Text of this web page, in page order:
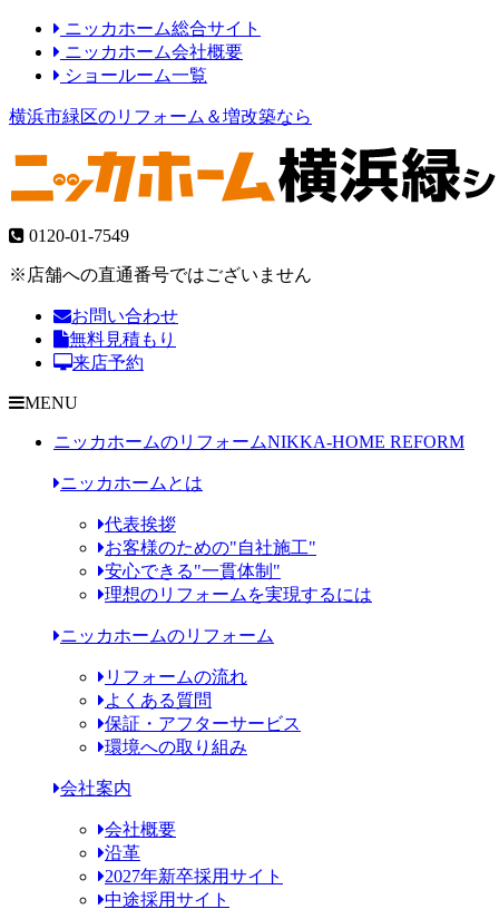
ニッカホーム総合サイト
ニッカホーム会社概要
ショールーム一覧
横浜市緑区のリフォーム＆増改築なら
0120-01-7549
※店舗への直通番号ではございません
お問い合わせ
無料見積もり
来店予約
MENU
ニッカホームのリフォームNIKKA-HOME REFORM
ニッカホームとは
代表挨拶
お客様のための"自社施工"
安心できる"一貫体制"
理想のリフォームを実現するには
ニッカホームのリフォーム
リフォームの流れ
よくある質問
保証・アフターサービス
環境への取り組み
会社案内
会社概要
沿革
2027年新卒採用サイト
中途採用サイト